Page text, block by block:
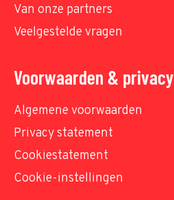
Van onze partners
Veelgestelde vragen
Voorwaarden & privacy
Algemene voorwaarden
Privacy statement
Cookiestatement
Cookie-instellingen